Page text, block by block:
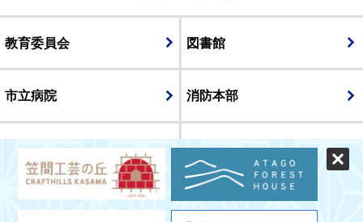
教育委員会 図書館
市立病院 消防本部
議会
表示 スマートフォン版 パソコン版